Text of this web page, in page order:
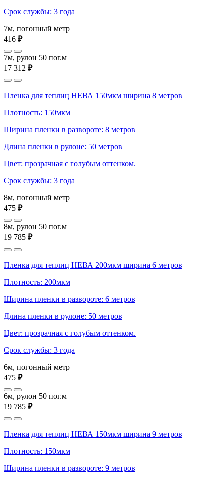
Срок службы: 3 года
7м, погонный метр
416 ₽
7м, рулон 50 пог.м
17 312 ₽
Пленка для теплиц НЕВА 150мкм ширина 8 метров
Плотность: 150мкм
Ширина пленки в развороте: 8 метров
Длина пленки в рулоне: 50 метров
Цвет: прозрачная с голубым оттенком.
Срок службы: 3 года
8м, погонный метр
475 ₽
8м, рулон 50 пог.м
19 785 ₽
Пленка для теплиц НЕВА 200мкм ширина 6 метров
Плотность: 200мкм
Ширина пленки в развороте: 6 метров
Длина пленки в рулоне: 50 метров
Цвет: прозрачная с голубым оттенком.
Срок службы: 3 года
6м, погонный метр
475 ₽
6м, рулон 50 пог.м
19 785 ₽
Пленка для теплиц НЕВА 150мкм ширина 9 метров
Плотность: 150мкм
Ширина пленки в развороте: 9 метров